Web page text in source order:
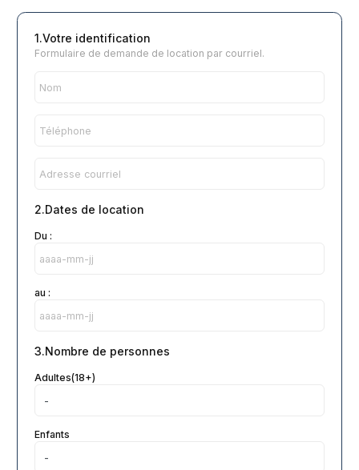
Formulaire de demande de location par courriel.
1.Votre identification
2.Dates de location
Du :
au :
3.Nombre de personnes
Adultes(18+)
Enfants